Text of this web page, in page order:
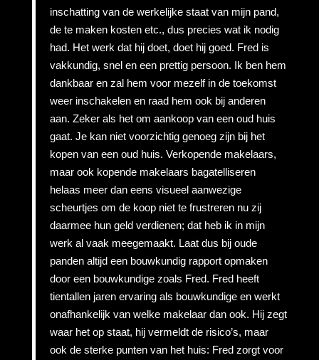
inschatting van de werkelijke staat van mijn pand,
de te maken kosten etc., dus precies wat ik nodig
had. Het werk dat hij doet, doet hij goed. Fred is
vakkundig, snel en een prettig persoon. Ik ben hem
dankbaar en zal hem voor mezelf in de toekomst
weer inschakelen en raad hem ook bij anderen
aan. Zeker als het om aankoop van een oud huis
gaat. Je kan niet voorzichtig genoeg zijn bij het
kopen van een oud huis. Verkopende makelaars,
maar ook kopende makelaars bagatelliseren
helaas meer dan eens visueel aanwezige
scheurtjes om de koop niet te frustreren nu zij
daarmee hun geld verdienen; dat heb ik in mijn
werk al vaak meegemaakt. Laat dus bij oude
panden altijd een bouwkundig rapport opmaken
door een bouwkundige zoals Fred. Fred heeft
tientallen jaren ervaring als bouwkundige en werkt
onafhankelijk van welke makelaar dan ook. Hij zegt
waar het op staat, hij vermeldt de risico’s, maar
ook de sterke punten van het huis: Fred zorgt voor